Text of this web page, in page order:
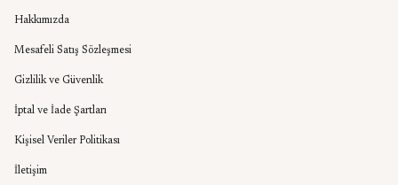
Hakkımızda
Mesafeli Satış Sözleşmesi
Gizlilik ve Güvenlik
İptal ve İade Şartları
Kişisel Veriler Politikası
İletişim